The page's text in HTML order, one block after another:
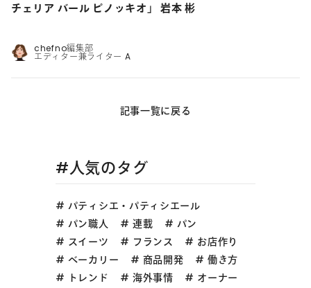
チェリア バール ピノッキオ」 岩本 彬
chefno編集部
エディター兼ライター A
記事一覧に戻る
#人気のタグ
パティシエ・パティシエール
パン職人
連載
パン
スイーツ
フランス
お店作り
ベーカリー
商品開発
働き方
トレンド
海外事情
オーナー